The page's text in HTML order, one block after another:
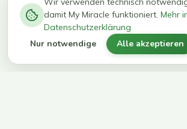
kg in 12
Wochen
erreichen
ihr Ziel
damit My Miracle funktioniert. Mehr
Datenschutzerklärung
Nur notwendige Alle akzeptieren